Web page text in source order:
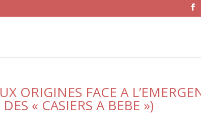
ORIGINES FACE A
« CASIERS A BEBE »)